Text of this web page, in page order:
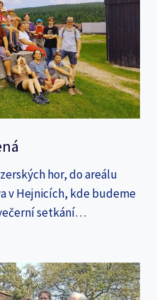
hor, do areálu
v Hejnicích, kde budeme
setkání…